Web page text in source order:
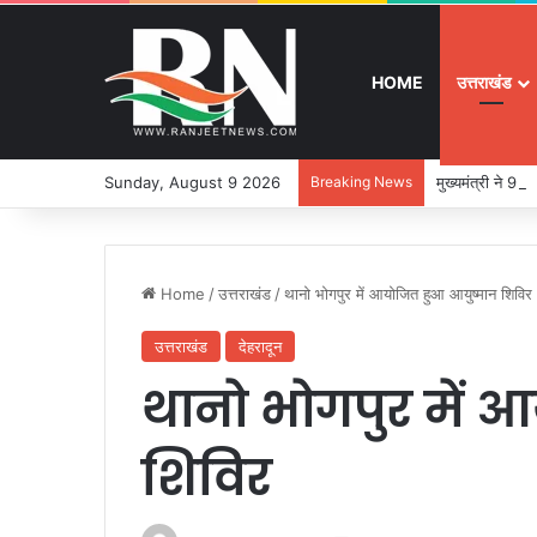
HOME उत्तराखंड
Sunday, August 9 2026 Breaking News मुख्यमंत्री ने 9
Home /उत्तराखंड /थानो भोगपुर में आयोजित हुआ आयुष्मान शिविर
उत्तराखंड देहरादून
थानो भोगपुर में
शिविर